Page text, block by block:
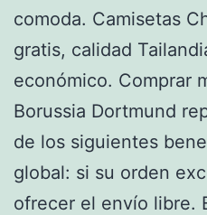
comoda. Camisetas
gratis, calidad
económico. Comprar
Borussia Dortmund
de los siguientes
global: si su orden
ofrecer el envío libre.